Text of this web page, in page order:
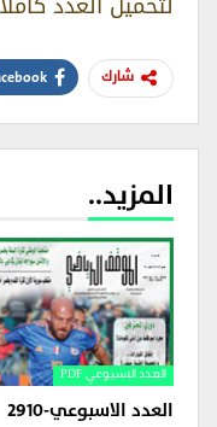
شارك
المزيد..
العدد الاسبوعي PDF
العدد الاسبوعي-2910